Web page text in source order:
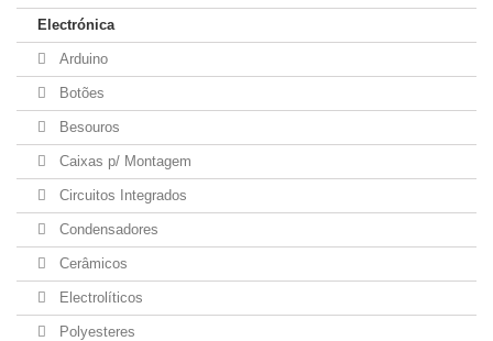
Electrónica
Arduino
Botões
Besouros
Caixas p/ Montagem
Circuitos Integrados
Condensadores
Cerâmicos
Electrolíticos
Polyesteres